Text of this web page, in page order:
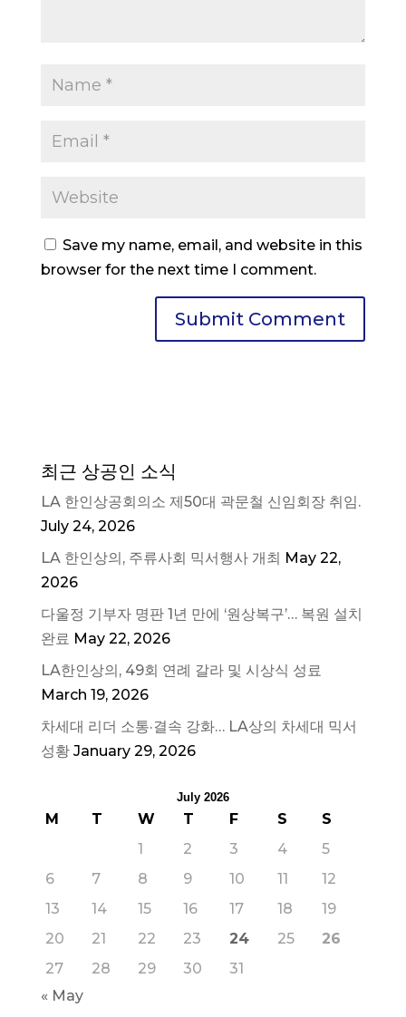
Save my name, email, and website in this
browser for the next time I comment.
최근 상공인 소식
LA 한인상공회의소 제50대 곽문철 신임회장 취임.
July 24, 2026
LA 한인상의, 주류사회 믹서행사 개최 May 22,
2026
다울정 기부자 명판 1년 만에 ‘원상복구’… 복원 설치
완료 May 22, 2026
LA한인상의, 49회 연례 갈라 및 시상식 성료
March 19, 2026
차세대 리더 소통·결속 강화… LA상의 차세대 믹서
성황 January 29, 2026
July 2026
M T W T F S
S
1
2 3 4
5
6
7 8 9 10 11
12
13
14 15 16 17 18
19
20
21 22 23 24 25
26
27
28 29 30
31
« May